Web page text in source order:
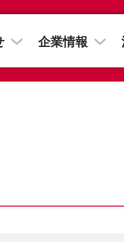
企業情報